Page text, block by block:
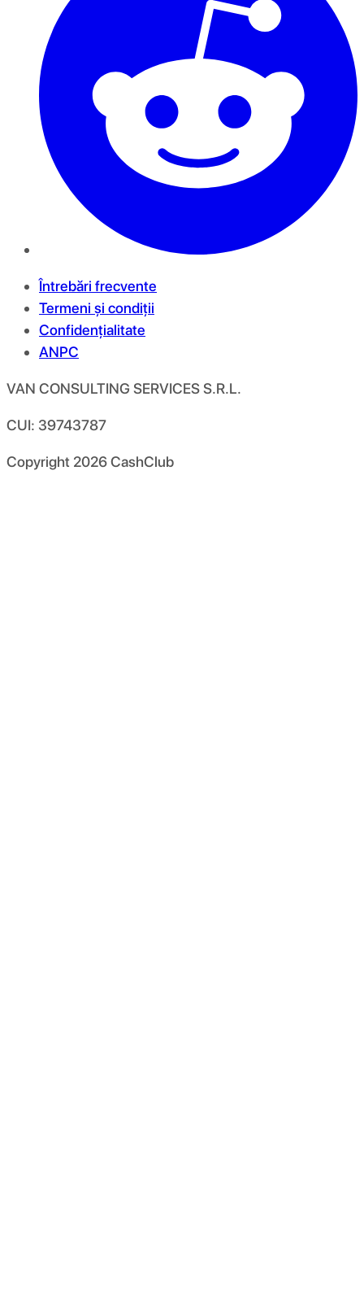
Întrebări frecvente
Termeni și condiții
Confidențialitate
ANPC
VAN CONSULTING SERVICES S.R.L.
CUI: 39743787
Copyright 2026CashClub